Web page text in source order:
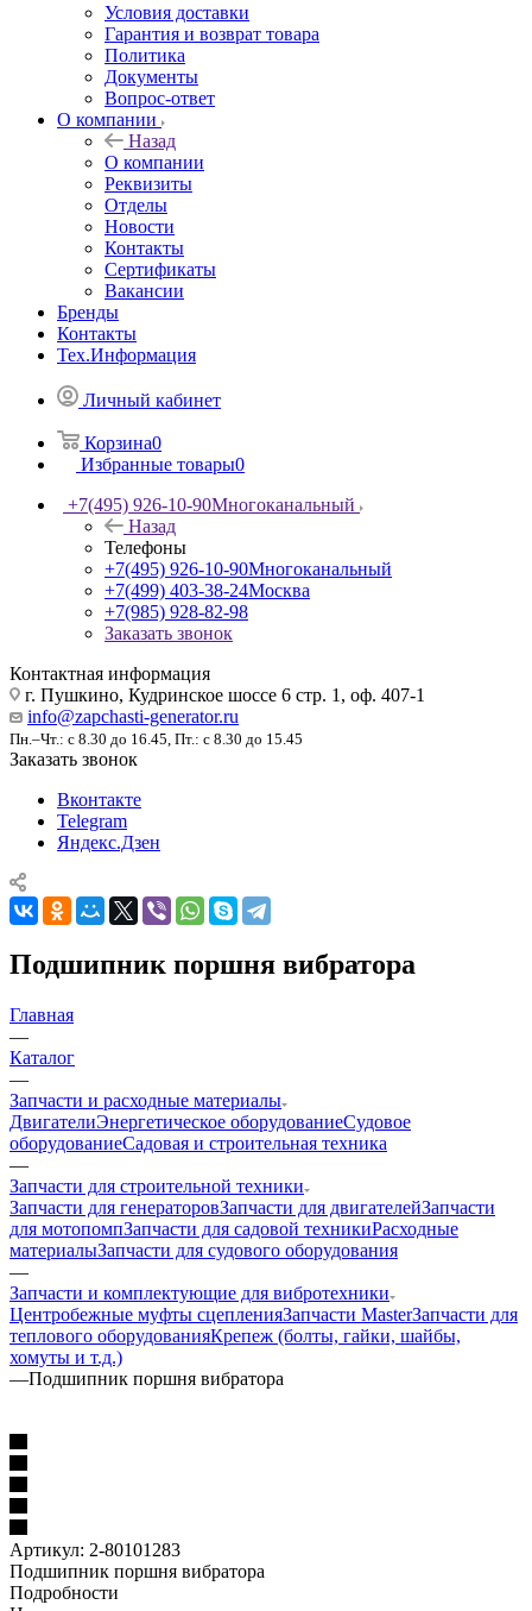
Условия доставки
Гарантия и возврат товара
Политика
Документы
Вопрос-ответ
О компании
Назад
О компании
Реквизиты
Отделы
Новости
Контакты
Сертификаты
Вакансии
Бренды
Контакты
Тех.Информация
Личный кабинет
Корзина0
Избранные товары0
+7(495) 926-10-90Многоканальный
Назад
Телефоны
+7(495) 926-10-90Многоканальный
+7(499) 403-38-24Москва
+7(985) 928-82-98
Заказать звонок
Контактная информация
г. Пушкино, Кудринское шоссе 6 стр. 1, оф. 407-1
info@zapchasti-generator.ru
Пн.–Чт.: с 8.30 до 16.45, Пт.: с 8.30 до 15.45
Заказать звонок
Вконтакте
Telegram
Яндекс.Дзен
Подшипник поршня вибратора
Главная
—
Каталог
—
Запчасти и расходные материалы
ДвигателиЭнергетическое оборудованиеСудовое
оборудованиеСадовая и строительная техника
—
Запчасти для строительной техники
Запчасти для генераторовЗапчасти для двигателейЗапчасти
для мотопомпЗапчасти для садовой техникиРасходные
материалыЗапчасти для судового оборудования
—
Запчасти и комплектующие для вибротехники
Центробежные муфты сцепленияЗапчасти MasterЗапчасти для
теплового оборудованияКрепеж (болты, гайки, шайбы,
хомуты и т.д.)
—Подшипник поршня вибратора
Артикул: 2-80101283
Подшипник поршня вибратора
Подробности